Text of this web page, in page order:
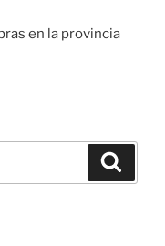
en la provincia